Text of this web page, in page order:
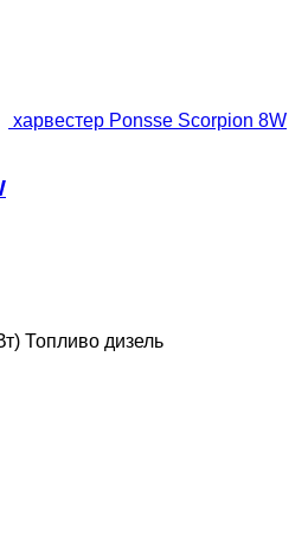
харвестер Ponsse Scorpion 8W
Топливо дизель